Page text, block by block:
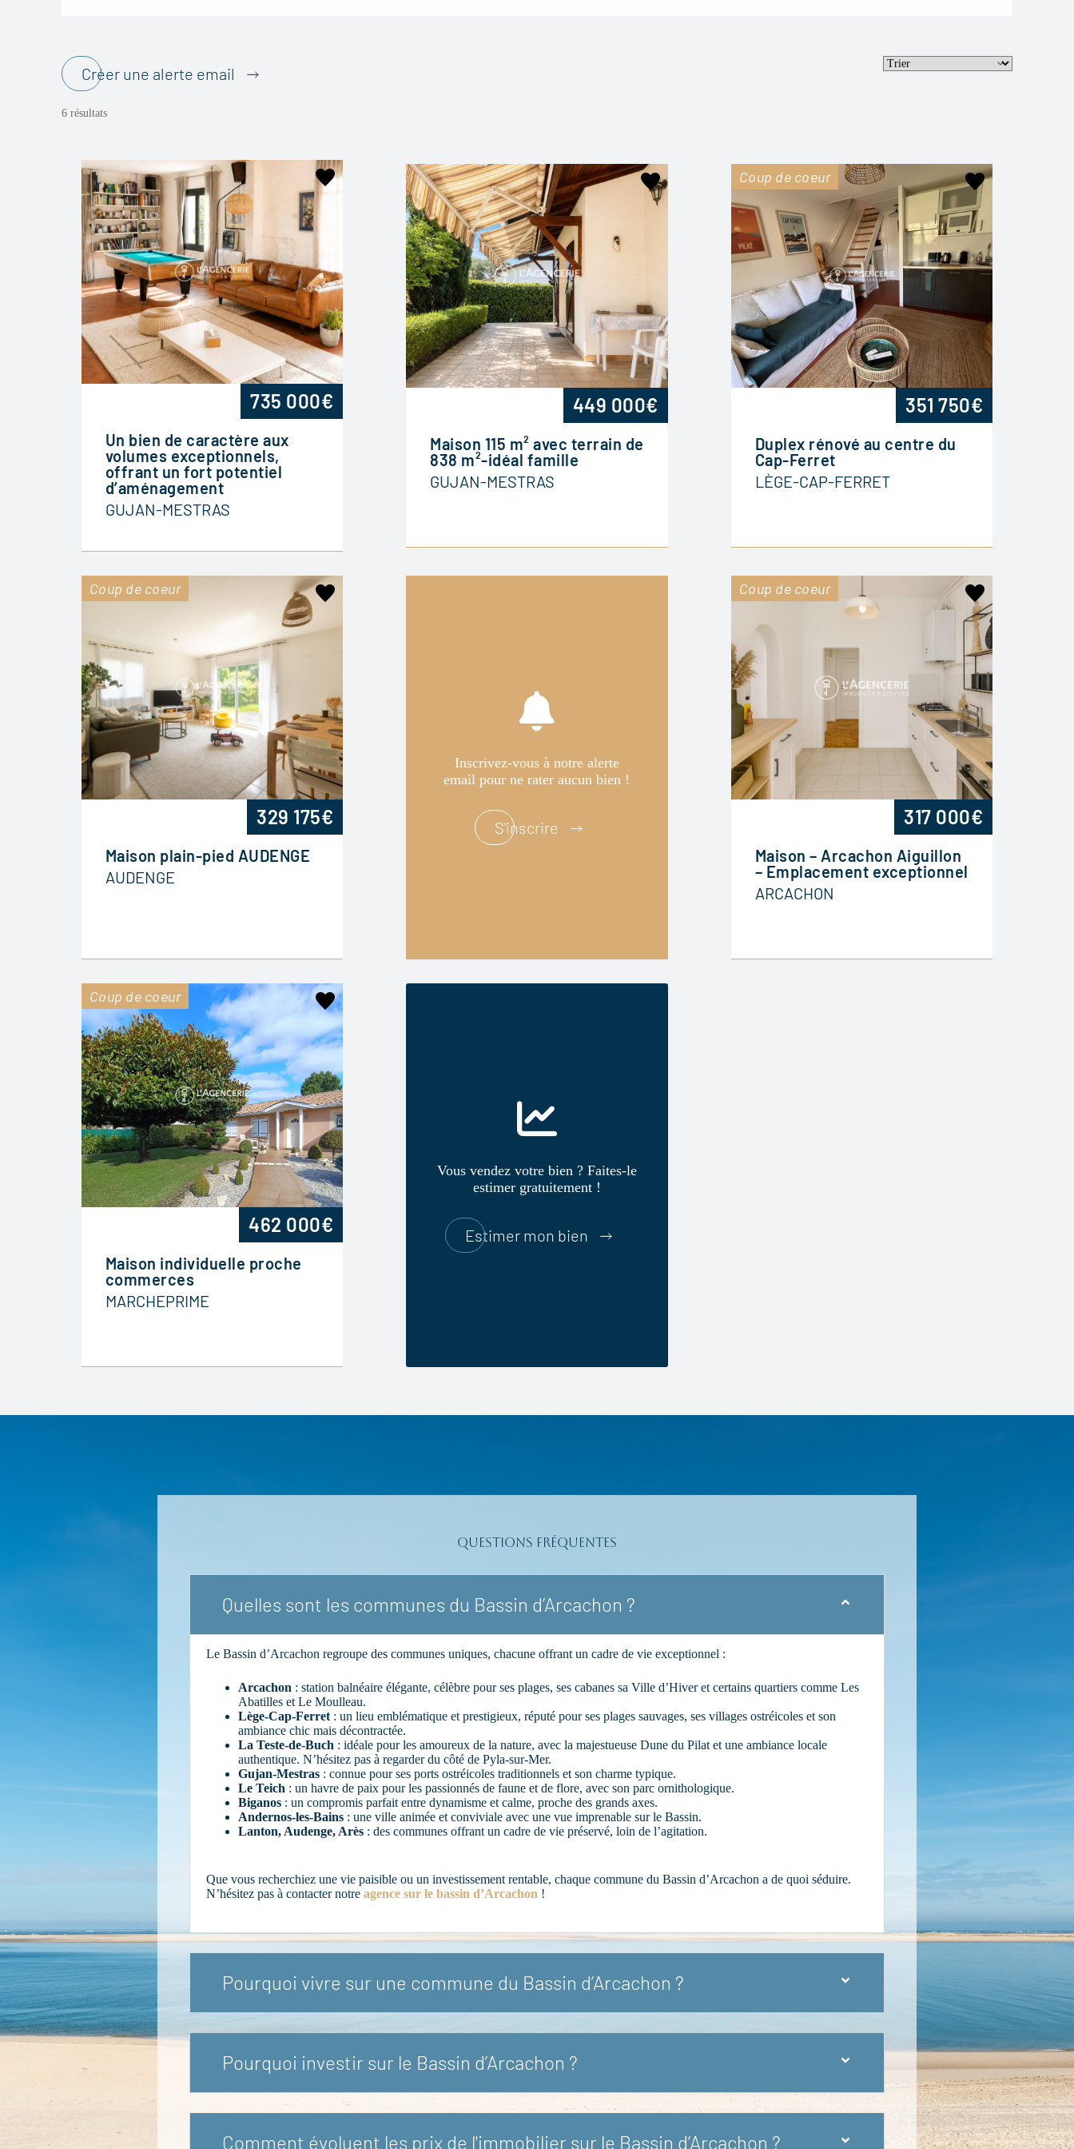
Créer une alerte email
6 résultats
Un bien de caractère aux
volumes exceptionnels,
offrant un fort potentiel
d’aménagement
GUJAN-MESTRAS
735 000€
Maison 115 m² avec terrain de
838 m²-idéal famille
GUJAN-MESTRAS
449 000€
Coup de coeur
Duplex rénové au centre du
Cap-Ferret
LÈGE-CAP-FERRET
351 750€
Coup de coeur
Maison plain-pied AUDENGE
AUDENGE
329 175€
Inscrivez-vous à notre alerte
email pour ne rater aucun bien !
S'inscrire
Coup de coeur
Maison – Arcachon Aiguillon
– Emplacement exceptionnel
ARCACHON
317 000€
Coup de coeur
Maison individuelle proche
commerces
MARCHEPRIME
462 000€
Vous vendez votre bien ? Faites-le
estimer gratuitement !
Estimer mon bien
Questions fréquentes
Quelles sont les communes du Bassin d’Arcachon ?
Le Bassin d’Arcachon regroupe des communes uniques, chacune offrant un cadre de vie exceptionnel :
Arcachon : station balnéaire élégante, célèbre pour ses plages, ses cabanes sa Ville d’Hiver et certains quartiers comme Les
Abatilles et Le Moulleau.
Lège-Cap-Ferret : un lieu emblématique et prestigieux, réputé pour ses plages sauvages, ses villages ostréicoles et son
ambiance chic mais décontractée.
La Teste-de-Buch : idéale pour les amoureux de la nature, avec la majestueuse Dune du Pilat et une ambiance locale
authentique. N’hésitez pas à regarder du côté de Pyla-sur-Mer.
Gujan-Mestras : connue pour ses ports ostréicoles traditionnels et son charme typique.
Le Teich : un havre de paix pour les passionnés de faune et de flore, avec son parc ornithologique.
Biganos : un compromis parfait entre dynamisme et calme, proche des grands axes.
Andernos-les-Bains : une ville animée et conviviale avec une vue imprenable sur le Bassin.
Lanton, Audenge, Arès : des communes offrant un cadre de vie préservé, loin de l’agitation.
Que vous recherchiez une vie paisible ou un investissement rentable, chaque commune du Bassin d’Arcachon a de quoi séduire.
N’hésitez pas à contacter notre agence sur le bassin d’Arcachon !
Pourquoi vivre sur une commune du Bassin d’Arcachon ?
Pourquoi investir sur le Bassin d’Arcachon ?
Comment évoluent les prix de l'immobilier sur le Bassin d’Arcachon ?